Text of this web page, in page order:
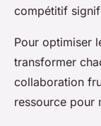
compétitif
Pour optimiser
transformer
collaboration
ressource pour